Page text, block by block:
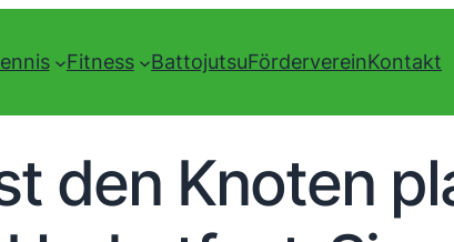
Fitness BattojutsuFördervereinKontakt
den Knoten